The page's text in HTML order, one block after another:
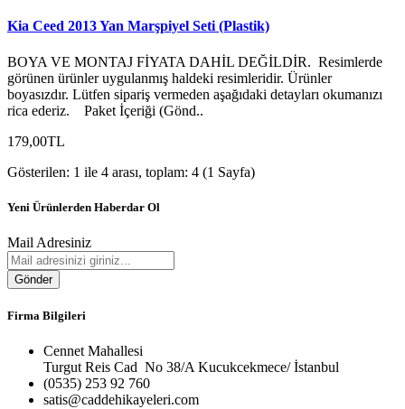
Kia Ceed 2013 Yan Marşpiyel Seti (Plastik)
BOYA VE MONTAJ FİYATA DAHİL DEĞİLDİR. Resimlerde
görünen ürünler uygulanmış haldeki resimleridir. Ürünler
boyasızdır. Lütfen sipariş vermeden aşağıdaki detayları okumanızı
rica ederiz. Paket İçeriği (Gönd..
179,00TL
Gösterilen: 1 ile 4 arası, toplam: 4 (1 Sayfa)
Yeni Ürünlerden Haberdar Ol
Mail Adresiniz
Gönder
Firma Bilgileri
Cennet Mahallesi
Turgut Reis Cad No 38/A Kucukcekmece/ İstanbul
(0535) 253 92 760
satis@caddehikayeleri.com